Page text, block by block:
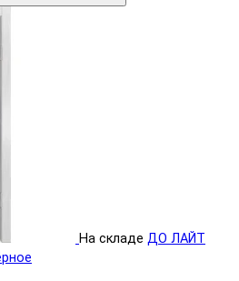
На складе ДО ЛАЙТ